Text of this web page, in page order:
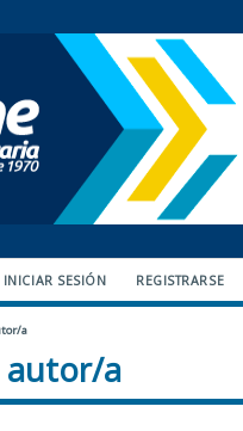
INICIAR SESIÓN REGISTRARSE
a
autor/a